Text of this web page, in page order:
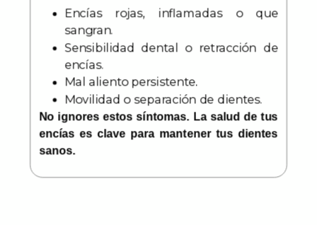
Encías rojas, inflamadas o que
sangran.
Sensibilidad dental o retracción de
encías.
Mal aliento persistente.
Movilidad o separación de dientes.
No ignores estos síntomas. La salud de tus
encías es clave para mantener tus dientes
sanos.